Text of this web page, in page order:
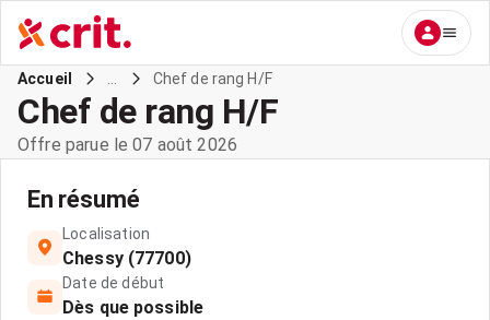
Accueil Chef de rang H/F
Chef de rang H/F
Offre parue le 07 août 2026
En résumé
Localisation
Chessy (77700)
Date de début
Dès que possible